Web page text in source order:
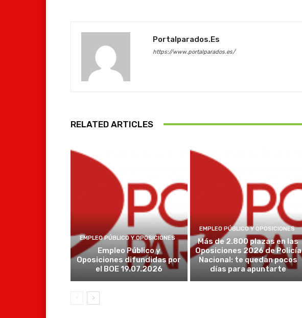
Portalparados.es
https://www.portalparados.es/
RELATED ARTICLES
EMPLEO PÚBLICO Y OPOSICIONES
Empleo Público y
Oposiciones difundidas por
el BOE 19.07.2026
EMPLEO PÚBLICO Y OPOSICIONES
Más de 2.800 plazas en las
Oposiciones 2026 de Policía
Nacional: te quedan pocos
días para apuntarte